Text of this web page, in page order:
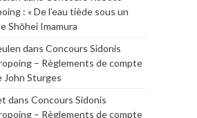
: « De l’eau tiède sous un
Shōhei Imamura
dans Concours Sidonis
– Règlements de compte
John Sturges
dans Concours Sidonis
– Règlements de compte